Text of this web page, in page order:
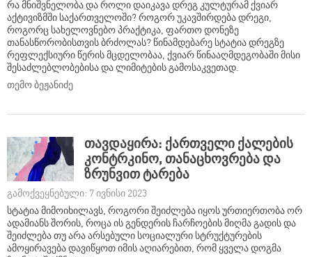
რა მნიშვნელობა და როლი დაიკავა დრეგ კულტურამ ქვიარ
აქტივიზმში საქართველოში? როგორ უკავშირდება დრეგი,
როგორც სახელოვნებო პრაქტიკა, ფართო დონეზე
თანასწორობისთვის ბრძოლას? წინამდებარე სტატია დრეგზე
რეფლექსიური წერის მცდელობაა, ქვიარ წინააღმდეგობაში მისი
შესაძლებლობებისა და ლიმიტების გამოსაკვეთად.
თემო ბეჟანიძე
თავდაყირა: ქართველი ქალების
კონტრკინო, თანაცხოვრება და
ზრუნვით ტარება
გამოქვეყნებული: 7 ივნისი 2023
სტატია მიმოიხილავს, როგორი შეიძლება იყოს ურთიერთობა ორ
ადამიანს შორის, როცა ის გენდერის ჩარჩოების მიღმა გადის და
შეიძლება თუ არა არსებული სოციალური სტრუქტურების
ამოყირავება დავიწყოთ იმის აღიარებით, რომ ყველა დოგმა